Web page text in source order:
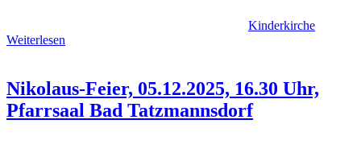
Kinderkirche
Weiterlesen
Nikolaus-Feier, 05.12.2025, 16.30 Uhr,
Pfarrsaal Bad Tatzmannsdorf